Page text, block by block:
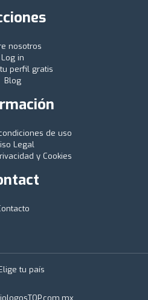
nosotros
Log in
perfil gratis
Blog
de uso
Legal
y Cookies
tu país